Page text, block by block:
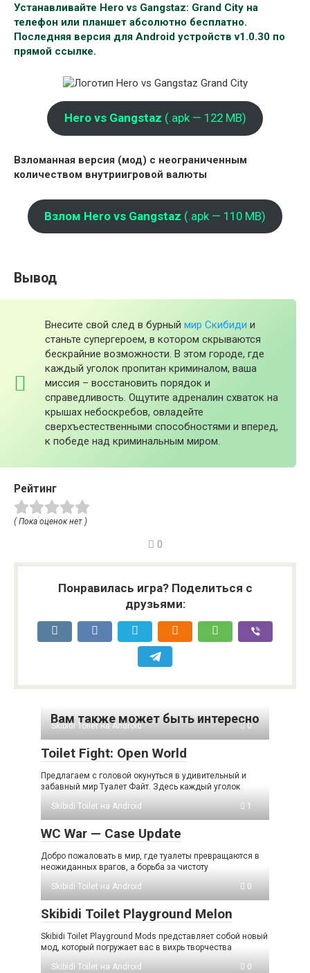
Устанавливайте Hero vs Gangstaz: Grand City на
телефон или планшет абсолютно бесплатно.
Последняя версия для Android устройств v1.0.30 по
прямой ссылке.
Hero vs Gangstaz (.apk — 122 MB)
Взломанная версия (мод) с неограниченным
количеством внутриигровой валюты
Взлом Hero vs Gangstaz (.apk — 110 MB)
Вывод
Внесите свой след в бурный мир Скибиди и
станьте супергероем, в котором скрываются
бескрайние возможности. В этом городе, где
каждый уголок пропитан криминалом, ваша
миссия – восстановить порядок и
справедливость. Ощутите адреналин схваток на
крышах небоскребов, овладейте
сверхъестественными способностями и вперед,
к победе над криминальным миром.
Рейтинг
( Пока оценок нет )
0
Понравилась игра? Поделиться с
друзьями:
Вам также может быть интересно
Skibidi Toilet на Android 0
Toilet Fight: Open World
Предлагаем с головой окунуться в удивительный и
забавный мир Туалет Файт. Здесь каждый уголок
Skibidi Toilet на Android
1
WC War — Case Update
Добро пожаловать в мир, где туалеты превращаются в
неожиданных врагов, а борьба за чистоту
Skibidi Toilet на Android
0
Skibidi Toilet Playground Melon
Skibidi Toilet Playground Mods представляет собой новый
мод, который погружает вас в вихрь творчества
Skibidi Toilet на Android
0